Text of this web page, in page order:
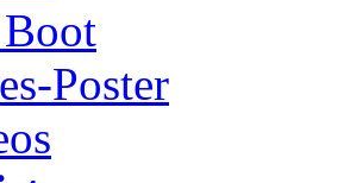
Poster